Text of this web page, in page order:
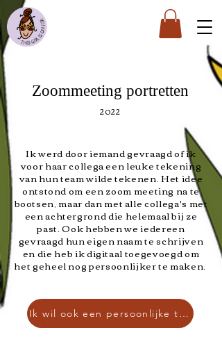
Zoommeeting portretten
2022
Ik werd door iemand gevraagd of ik
voor haar collega een leuke tekening
van hun team wilde tekenen. Het idee
ontstond om een zoom meeting na te
bootsen, maar dan met alle collega's met
een achtergrond die helemaal bij ze
past. Ook hebben we iedereen
gevraagd hun eigen naam te schrijven
en die heb ik digitaal toegevoegd om
het geheel nog persoonlijker te maken.
Ik wil ook een persoonlijke tekening